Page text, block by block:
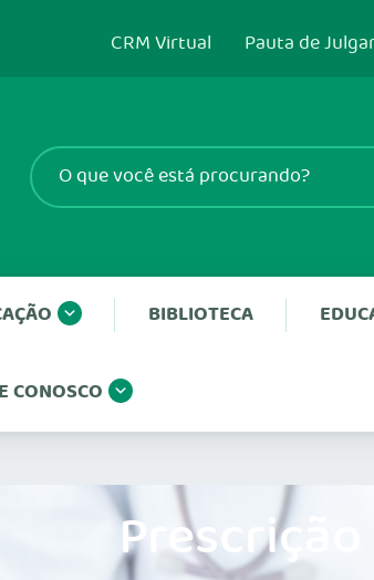
CRM Virtual Pauta de
BIBLIOTECA
CONOSCO